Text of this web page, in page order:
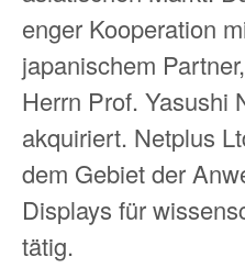
enger Kooperation
japanischem
Herrn Prof. Yasushi
akquiriert. Netplus
dem Gebiet der
Displays für
tätig.